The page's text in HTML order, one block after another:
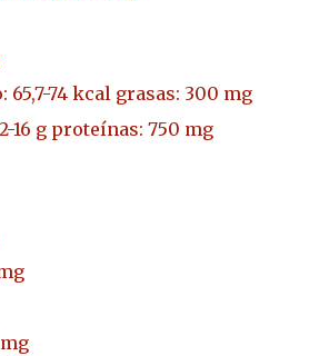
74 kcal grasas: 300 mg
16 g proteínas: 750 mg